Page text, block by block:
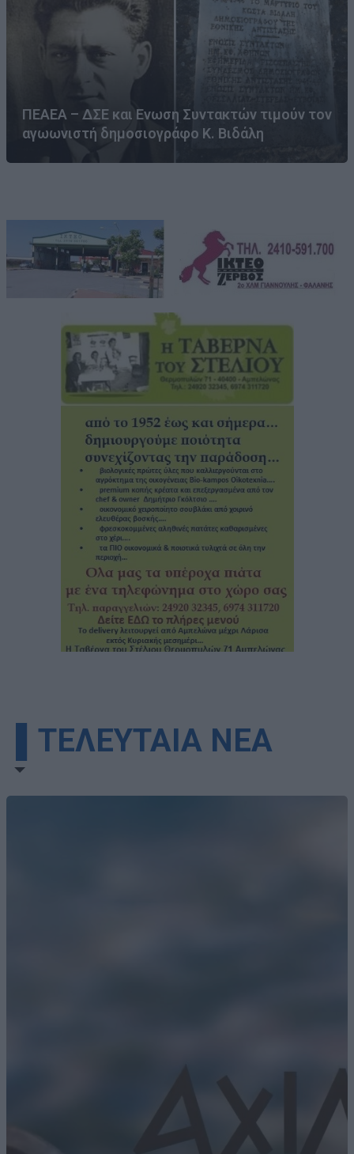
ΠΕΑΕΑ – ΔΣΕ και Ενωση Συντακτών τιμούν τον
αγωωνιστή δημοσιογράφο Κ. Βιδάλη
▌ΤΕΛΕΥΤΑΙΑ ΝΕΑ